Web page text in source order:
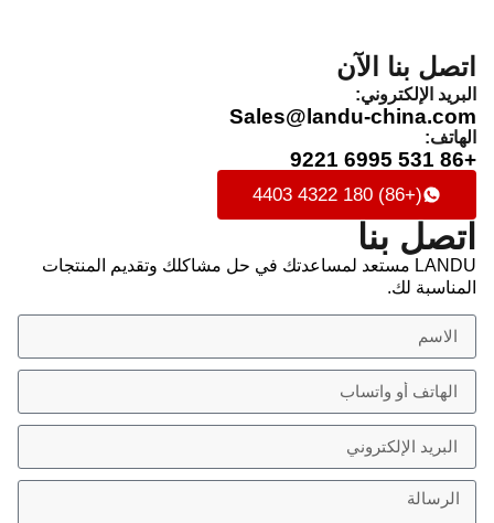
اتصل بنا الآن
البريد الإلكتروني:
Sales@landu-china.com
الهاتف:
+86 531 6995 9221
(+86) 180 4322 4403
اتصل بنا
LANDU مستعد لمساعدتك في حل مشاكلك وتقديم المنتجات
المناسبة لك.